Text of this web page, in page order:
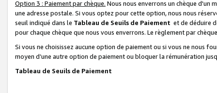
Option 3 : Paiement par chèque. Nous nous enverrons un chèque d'un
une adresse postale. Si vous optez pour cette option, nous nous
seuil indiqué dans le Tableau de Seuils de Paiement et de déduire
pour chaque chèque que nous vous enverrons. Le règlement par
Si vous ne choisissez aucune option de paiement ou si vous ne nous
moyen d’une autre option de paiement ou bloquer la rémunération
Tableau de Seuils de Paiement